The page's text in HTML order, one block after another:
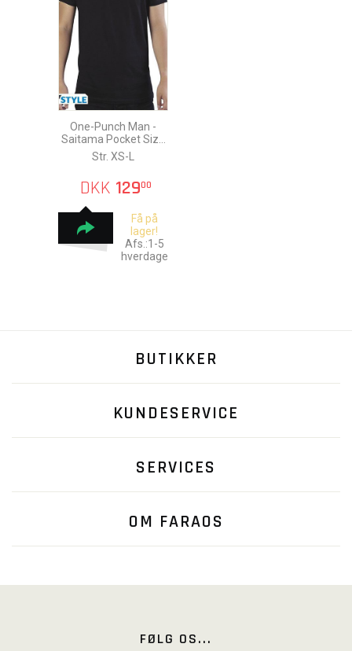
One-Punch Man -
Saitama Pocket Size
T-Shirt
Str. XS-L
DKK 12900
Få på
lager!
Afs.:1-5
hverdage
BUTIKKER
KUNDESERVICE
SERVICES
OM FARAOS
FØLG OS...